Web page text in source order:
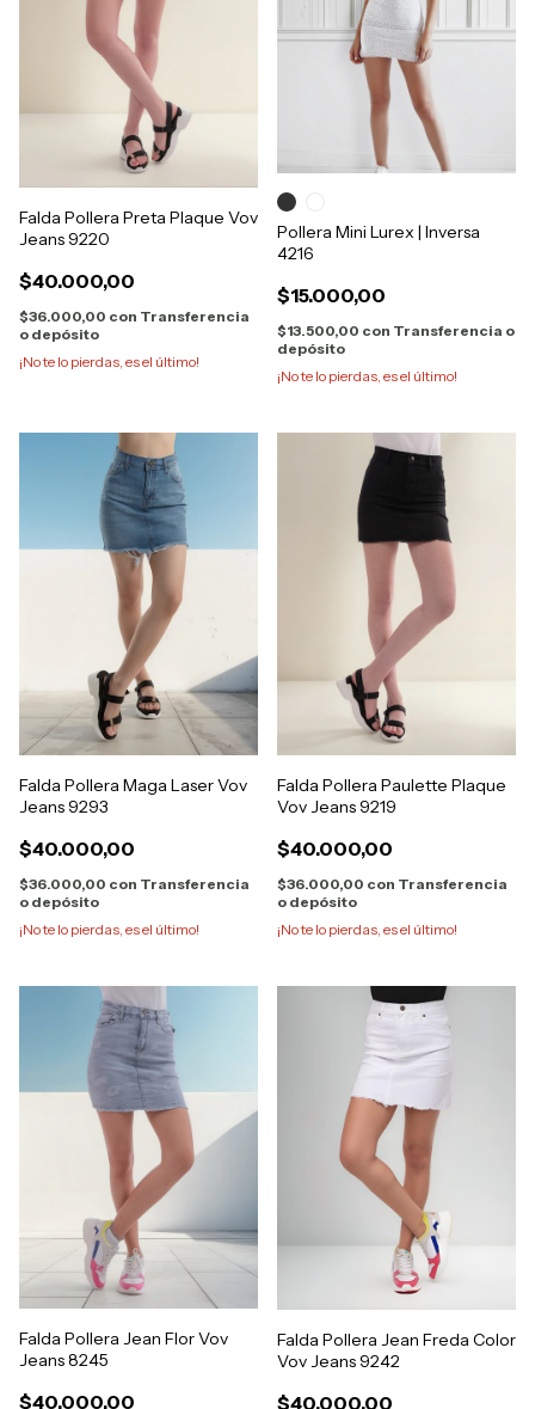
Falda Pollera Preta Plaque Vov
Jeans 9220
$40.000,00
$36.000,00 con Transferencia
o depósito
¡No te lo pierdas, es el último!
Pollera Mini Lurex | Inversa
4216
$15.000,00
$13.500,00 con Transferencia o
depósito
¡No te lo pierdas, es el último!
Falda Pollera Maga Laser Vov
Jeans 9293
$40.000,00
$36.000,00 con Transferencia
o depósito
¡No te lo pierdas, es el último!
Falda Pollera Paulette Plaque
Vov Jeans 9219
$40.000,00
$36.000,00 con Transferencia
o depósito
¡No te lo pierdas, es el último!
Falda Pollera Jean Flor Vov
Jeans 8245
$40.000,00
Falda Pollera Jean Freda Color
Vov Jeans 9242
$40.000,00